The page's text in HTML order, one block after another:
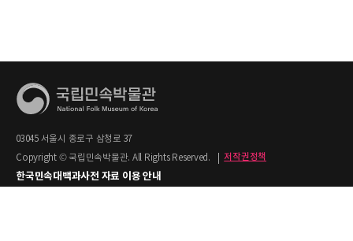
03045 서울시 종로구 삼청로 37
Copyright © 국립민속박물관. All Rights Reserved.
저작권정책
한국민속대백과사전 자료 이용 안내